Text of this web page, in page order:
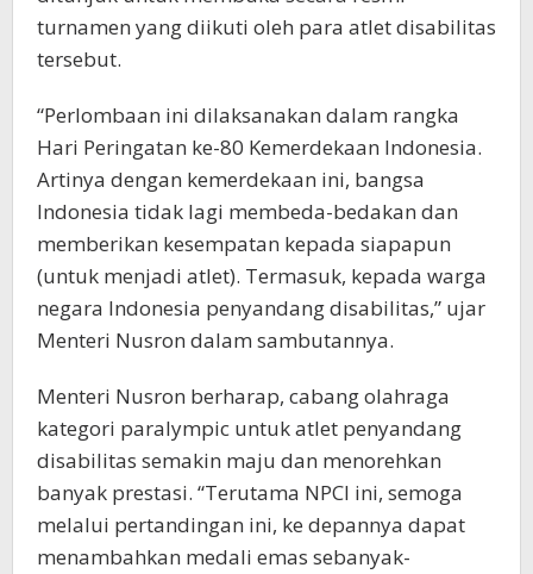
turnamen yang diikuti oleh para atlet disabilitas
tersebut.
“Perlombaan ini dilaksanakan dalam rangka
Hari Peringatan ke-80 Kemerdekaan Indonesia.
Artinya dengan kemerdekaan ini, bangsa
Indonesia tidak lagi membeda-bedakan dan
memberikan kesempatan kepada siapapun
(untuk menjadi atlet). Termasuk, kepada warga
negara Indonesia penyandang disabilitas,” ujar
Menteri Nusron dalam sambutannya.
Menteri Nusron berharap, cabang olahraga
kategori paralympic untuk atlet penyandang
disabilitas semakin maju dan menorehkan
banyak prestasi. “Terutama NPCI ini, semoga
melalui pertandingan ini, ke depannya dapat
menambahkan medali emas sebanyak-